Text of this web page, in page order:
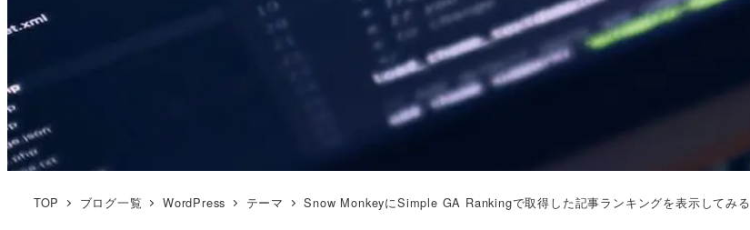
TOP ブログ一覧 WordPress テーマ Snow MonkeyにSimple GA Rankingで取得した記事ランキングを表示してみる